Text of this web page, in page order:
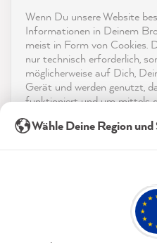
Kontakt
App herunterladen
Auszeichnungen
Wenn Du unsere Website
Informationen in Deinem
meist in Form von Cookies.
nur technisch erforderlich,
möglicherweise auf Dich,
Gerät und werden genutzt,
funktioniert und um mittels
der Webseite für deren
(jederzeit widerruflich)
Verifizierter Kunde
Dank der
verarbeiten,
vermutlich gar
kompetenten
mein Türen-
Wähle Deine Region und